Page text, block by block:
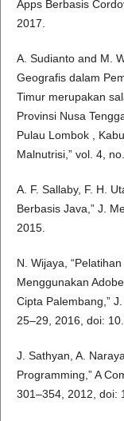
Apps Berbasis
2017.
A. Sudianto and M.
Geografis dalam
Timur merupakan
Provinsi Nusa
Pulau Lombok ,
Malnutrisi,” vol. 4,
A. F. Sallaby, F. H.
Berbasis Java,” J.
2015.
N. Wijaya,
Menggunakan
Cipta Palembang,”
25–29, 2016, doi:
J. Sathyan, A.
Programming,” A
301–354, 2012, doi: